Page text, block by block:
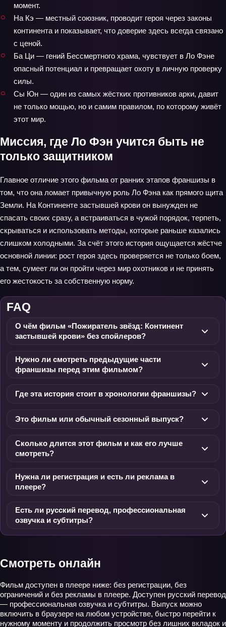
момент.
На Кэ — местный союзник, проводит героя через законы
континента и показывает, что доверие здесь всегда связано
с ценой.
Ба Ци — гений Бессмертного храма, чувствует в Ло Фэне
опасный потенциал и превращает охоту в личную проверку
силы.
Сы Юн — один из самых жёстких противников арки, давит
не только мощью, но и самим правилом, по которому живёт
этот мир.
Миссия, где Ло Фэн учится быть не
только защитником
Главное отличие этого фильма от ранних этапов франшизы в
том, что она ломает привычную роль Ло Фэна как прямого щита
Земли. На Континенте застывшей крови он вынужден не
спасать своих сразу, а встраиваться в чужой порядок, терпеть,
скрываться и использовать методы, которые раньше казались
слишком холодными. За счёт этого история ощущается жёстче
основной линии: рост героя здесь проверяется не только боем,
а тем, сумеет ли он пройти через мир охотников и не принять
его жестокость за собственную норму.
FAQ
О чём фильм «Пожиратель звёзд: Континент
застывшей крови» без спойлеров?
Нужно ли смотреть предыдущие части
франшизы перед этим фильмом?
Где эта история стоит в хронологии франшизы?
Это фильм или обычный сезонный выпуск?
Сколько длится этот фильм и как его лучше
смотреть?
Нужна ли регистрация и есть ли реклама в
плеере?
Есть ли русский перевод, профессиональная
озвучка и субтитры?
Смотреть онлайн
Фильм доступен в плеере ниже: без регистрации, без
ограничений и без рекламы в плеере. Доступен русский перевод
— профессиональная озвучка и субтитры. Выпуск можно
включить в браузере на любом устройстве, быстро перейти к
нужному моменту и продолжить просмотр без лишних вкладок и